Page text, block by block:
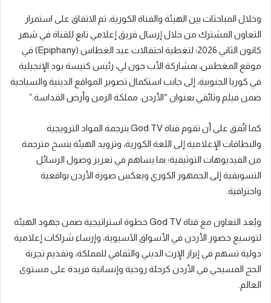
وخلال المباحثات بين الهيئة والقناة الكورية، تم الاتفاق على استمرار
التعاون المشترك من خلال إرسال فريق إعلامي تابع للقناة في شهر
كانون الثاني 2026؛ لتغطية احتفالات عيد الغطاس (Epiphany) في
موقع المغطس، بمشاركة الأب جون لي، رئيس كنيسة يود الإنجيلية
في كوريا الجنوبية، إلى جانب استكمال تصوير المواقع الدينية والسياحية
ضمن فيلم وثائقي بعنوان “الأردن: مملكة الزمن وأرض القداسة.”
كما اتُفق على أن تقوم قناة God TV بترجمة المواد الترويجية
والبطاقات الإعلامية إلى اللغة الكورية، وتزويد الهيئة بنسخ مترجمة
من الفيديوهات التوثيقية؛ بما يساهم في تعزيز وصول الرسائل
التسويقية إلى الجمهور الكوري ويعكس صورة الأردن بواقعية
واحترافية.
ويُعد التعاون مع قناة God TV خطوة استراتيجية ضمن جهود الهيئة
لتوسيع حضور الأردن في الأسواق الآسيوية، وإرساء شراكات إعلامية
دولية تسهم في إبراز الإرث الديني والثقافي للمملكة، وتقديم تجربة
الحج المسيحي في الأردن كرحلة روحية وإنسانية فريدة على مستوى
العالم.